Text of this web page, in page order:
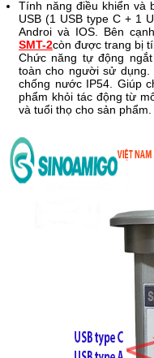
Tính năng điều khiển và
USB (1 USB type C + 1
Androi và IOS. Bên
SMT-2còn được trang bị
Chức năng tự động
toàn cho người sử
chống nước IP54. Giúp
phẩm khỏi tác động từ
và tuổi thọ cho sản phẩm.